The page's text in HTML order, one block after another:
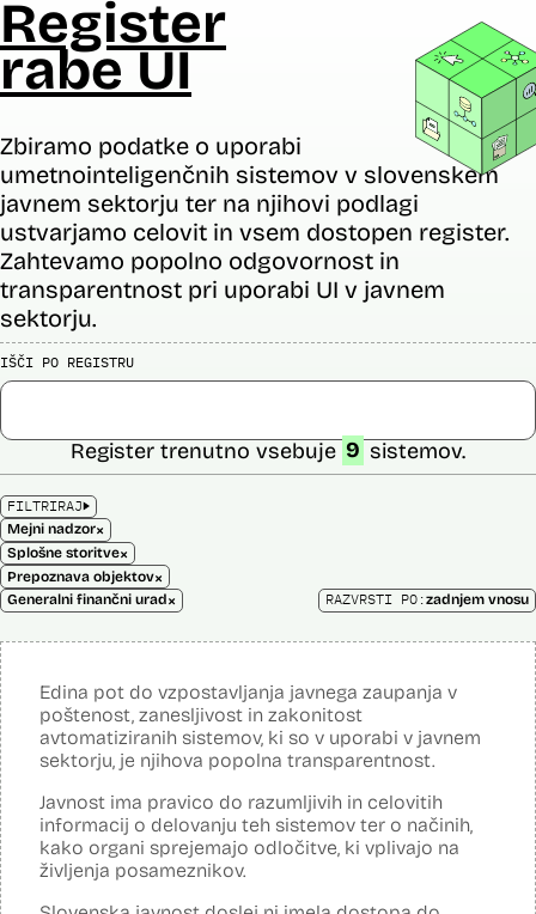
Register
rabe UI
Zbiramo podatke o uporabi
umetnointeligenčnih sistemov v slovenskem
javnem sektorju ter na njihovi podlagi
ustvarjamo celovit in vsem dostopen register.
Zahtevamo popolno odgovornost in
transparentnost pri uporabi UI v javnem
sektorju.
IŠČI PO REGISTRU
FILTRIRAJ
Mejni nadzor×
Splošne storitve×
Prepoznava objektov×
Generalni finančni urad×
Register trenutno vsebuje 9 sistemov.
RAZVRSTI PO:zadnjem vnosu
Edina pot do vzpostavljanja javnega zaupanja v
poštenost, zanesljivost in zakonitost
avtomatiziranih sistemov, ki so v uporabi v javnem
sektorju, je njihova popolna transparentnost.
Javnost ima pravico do razumljivih in celovitih
informacij o delovanju teh sistemov ter o načinih,
kako organi sprejemajo odločitve, ki vplivajo na
življenja posameznikov.